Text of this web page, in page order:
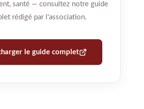
santé — consultez notre guide
rédigé par l'association.
le guide complet